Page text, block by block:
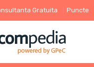
Gratuita Puncte